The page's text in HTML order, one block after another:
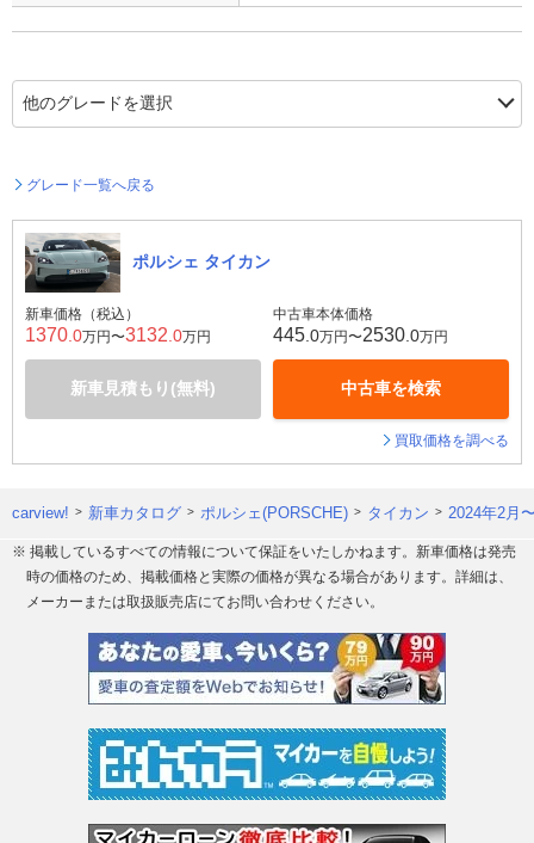
グレード一覧へ戻る
ポルシェ タイカン
新車価格（税込）
1370 .0万円〜3132 .0万円
新車見積もり(無料)
中古車本体価格
445 .0万円〜2530 .0万円
中古車を検索
買取価格を調べる
carview! 新車カタログ ポルシェ(PORSCHE) タイカン 2024年2月
※ 掲載しているすべての情報について保証をいたしかねます。新車価格は発売
時の価格のため、掲載価格と実際の価格が異なる場合があります。詳細は、
メーカーまたは取扱販売店にてお問い合わせください。